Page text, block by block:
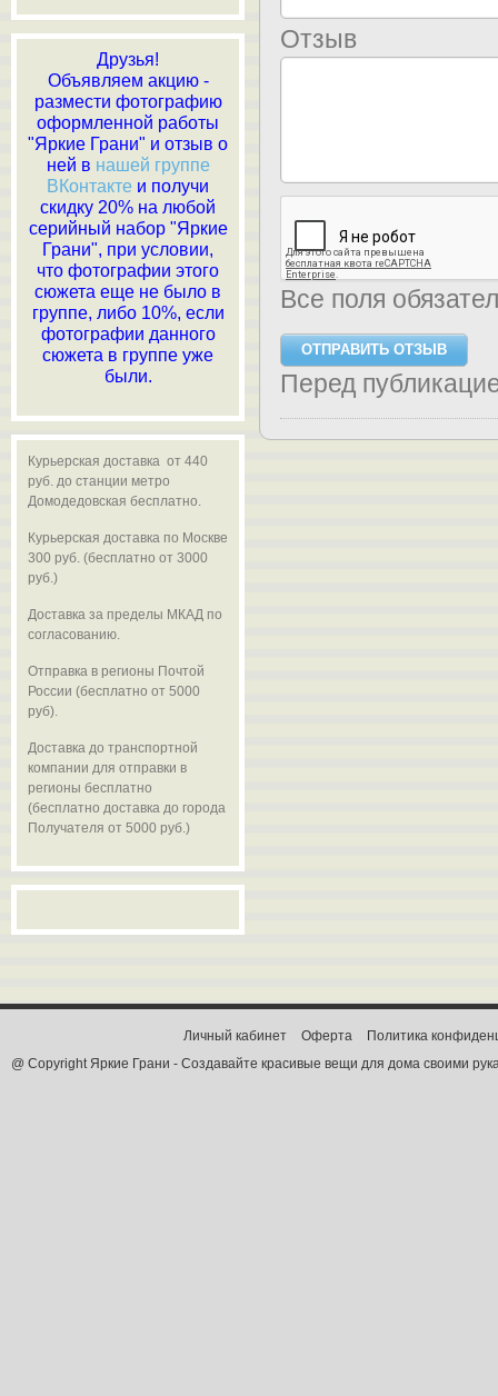
Отзыв
Все поля
Перед
Друзья!
Объявляем акцию -
размести фотографию
оформленной работы
"Яркие Грани" и отзыв о
ней в нашей группе
ВКонтакте и получи
скидку 20% на любой
серийный набор "Яркие
Грани", при условии,
что фотографии этого
сюжета еще не было в
группе, либо 10%, если
фотографии данного
сюжета в группе уже
были.
Курьерская доставка от 440
руб. до станции метро
Домодедовская бесплатно.
Курьерская доставка по Москве
300 руб. (бесплатно от 3000
руб.)
Доставка за пределы МКАД по
согласованию.
Отправка в регионы Почтой
России (бесплатно от 5000
руб).
Доставка до транспортной
компании для отправки в
регионы бесплатно
(бесплатно доставка до города
Получателя от 5000 руб.)
@ Copyright Яркие Грани - Создавайте красивые вещи для дома своими
Личный кабинет Оферта Политика